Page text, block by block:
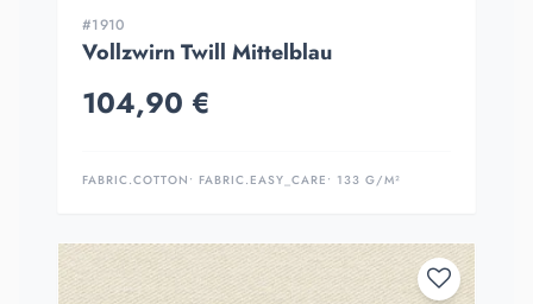
#1910
Vollzwirn Twill Mittelblau
104,90 €
FABRIC.COTTON • FABRIC.EASY_CARE • 133 G/M²